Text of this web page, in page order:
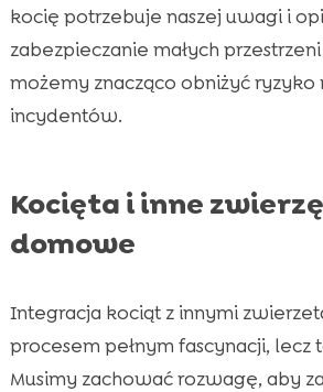
kocię potrzebuje naszej uwagi i
zabezpieczanie małych przestrzeni
możemy znacząco obniżyć ryzyko
incydentów.
Kocięta i inne
domowe
Integracja kociąt z innymi
procesem pełnym fascynacji, lecz
Musimy zachować rozwagę, aby